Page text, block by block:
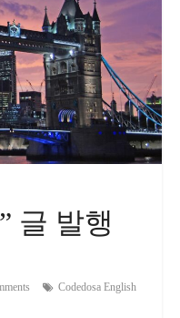
글 발행
Codedosa English